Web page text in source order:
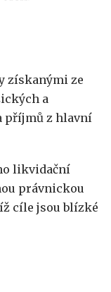
získanými ze
a
příjmů z hlavní
likvidační
právnickou
cíle jsou blízké